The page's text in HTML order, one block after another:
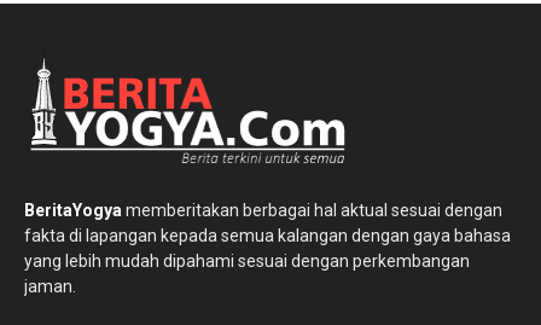
BeritaYogya memberitakan berbagai hal aktual sesuai dengan
fakta di lapangan kepada semua kalangan dengan gaya bahasa
yang lebih mudah dipahami sesuai dengan perkembangan
jaman.